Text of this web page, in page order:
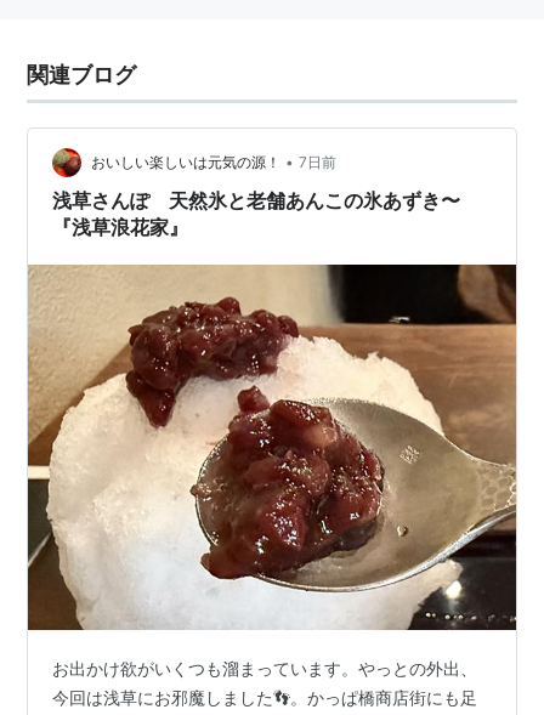
関連ブログ
おいしい楽しいは元気の源！ • 7日前
浅草さんぽ 天然氷と老舗あんこの氷あずき〜
『浅草浪花家』
お出かけ欲がいくつも溜まっています。やっとの外出、
今回は浅草にお邪魔しました👣。かっぱ橋商店街にも足